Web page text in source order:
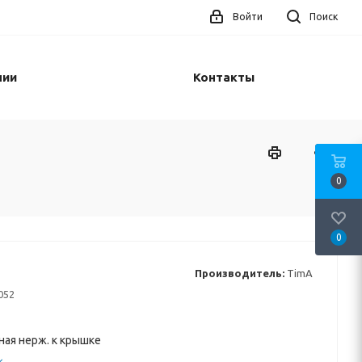
Поиск
Войти
Контакты
Производитель: TimA
нерж. к крышке
0
0